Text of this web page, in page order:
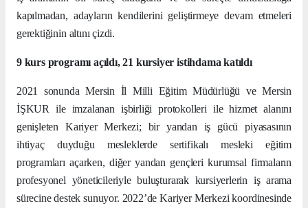
kapılmadan, adayların kendilerini geliştirmeye devam etmeleri
gerektiğinin altını çizdi.
9 kurs programı açıldı, 21 kursiyer istihdama katıldı
2021 sonunda Mersin İl Milli Eğitim Müdürlüğü ve Mersin
İŞKUR ile imzalanan işbirliği protokolleri ile hizmet alanını
genişleten Kariyer Merkezi; bir yandan iş gücü piyasasının
ihtiyaç duyduğu mesleklerde sertifikalı mesleki eğitim
programları açarken, diğer yandan gençleri kurumsal firmaların
profesyonel yöneticileriyle buluşturarak kursiyerlerin iş arama
sürecine destek sunuyor. 2022’de Kariyer Merkezi koordinesinde